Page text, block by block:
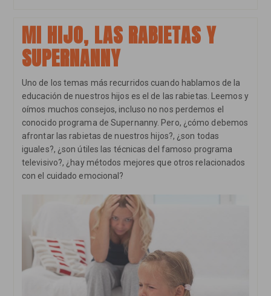
Asertivo
Mientras
Le
Un
MI HIJO, LAS RABIETAS Y
SUPERNANNY
Uno de los temas más recurridos cuando hablamos de la
educación de nuestros hijos es el de las rabietas. Leemos y
oímos muchos consejos, incluso no nos perdemos el
conocido programa de Supernanny. Pero, ¿cómo debemos
afrontar las rabietas de nuestros hijos?, ¿son todas
iguales?, ¿son útiles las técnicas del famoso programa
televisivo?, ¿hay métodos mejores que otros relacionados
con el cuidado emocional?